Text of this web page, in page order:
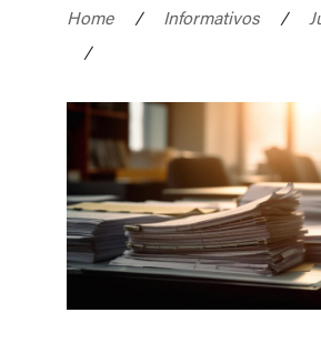
Home / Informativos /
/